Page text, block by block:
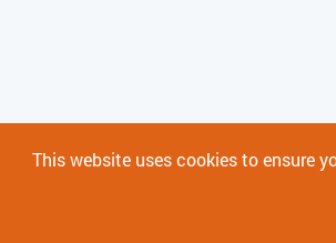
This website uses cookies to ensure